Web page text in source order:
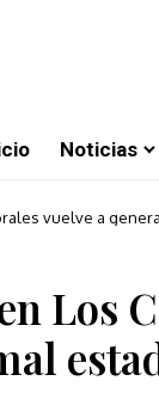
Noticias
vuelve a
Los